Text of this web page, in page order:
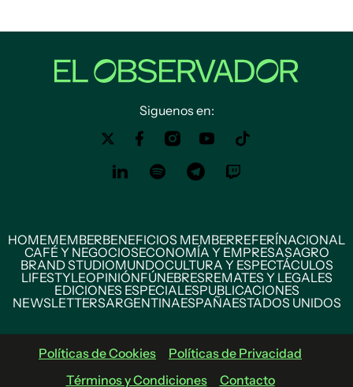
Siguenos en:
HOMEMEMBERBENEFICIOS MEMBERREFERÍNACIONAL
CAFÉ Y NEGOCIOSECONOMÍA Y EMPRESASAGRO
BRAND STUDIOMUNDOCULTURA Y ESPECTÁCULOS
LIFESTYLEOPINIÓNFÚNEBRESREMATES Y LEGALES
EDICIONES ESPECIALESPUBLICACIONES
NEWSLETTERSARGENTINAESPAÑAESTADOS UNIDOS
Políticas de Cookies
Políticas de Privacidad
Términos y Condiciones
Contacto